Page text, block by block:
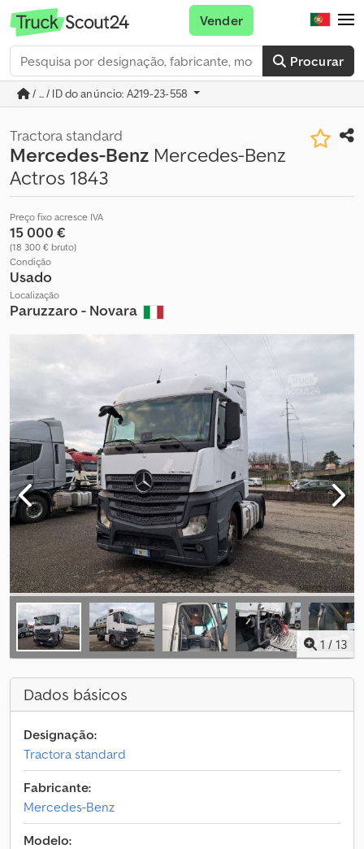
Procurar
Vender
/ ... / ID do anúncio: A219-23-558
Tractora standard
Mercedes-Benz Mercedes-Benz
Actros 1843
Preço fixo acresce IVA
15 000 €
(18 300 € bruto)
Condição
Usado
Localização
Paruzzaro - Novara
1 / 13
Dados básicos
Designação:
Tractora standard
Fabricante:
Mercedes-Benz
Modelo: